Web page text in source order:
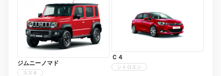
ジムニーノマド
スズキ
Ｃ４
シトロエン